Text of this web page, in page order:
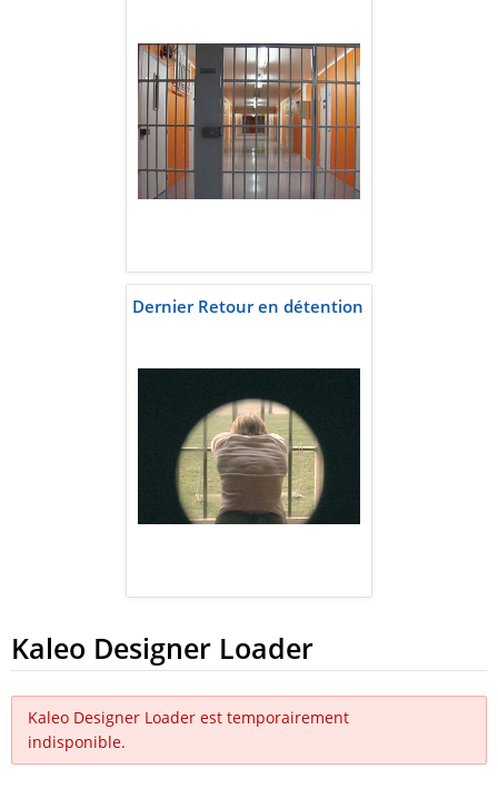
Dernier Retour en détention
Kaleo Designer Loader
Kaleo Designer Loader est temporairement
indisponible.